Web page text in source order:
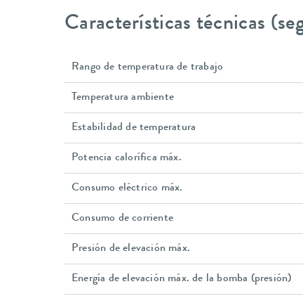
Características técnicas
Rango de temperatura de trabajo
Temperatura ambiente
Estabilidad de temperatura
Potencia calorífica máx.
Consumo eléctrico máx.
Consumo de corriente
Presión de elevación máx.
Energía de elevación máx. de la bomba (presión)